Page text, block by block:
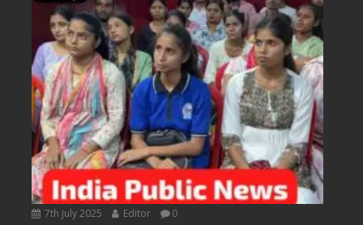
7th July 2025 Editor 0